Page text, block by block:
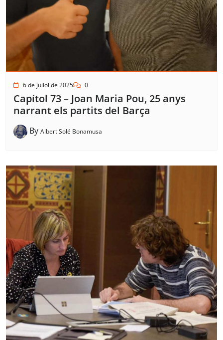
6 de juliol de 2025 0
Capítol 73 – Joan Maria Pou, 25 anys
narrant els partits del Barça
By Albert Solé Bonamusa